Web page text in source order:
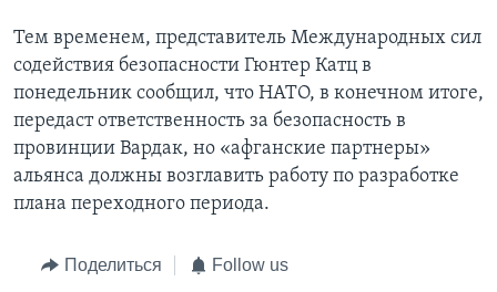
Тем временем, представитель Международных сил
содействия безопасности Гюнтер Катц в
понедельник сообщил, что НАТО, в конечном итоге,
передаст ответственность за безопасность в
провинции Вардак, но «афганские партнеры»
альянса должны возглавить работу по разработке
плана переходного периода.
Поделиться Follow us